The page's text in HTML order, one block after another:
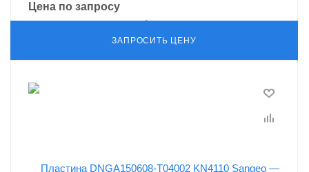
Цена по запросу
ЗАПРОСИТЬ ЦЕНУ